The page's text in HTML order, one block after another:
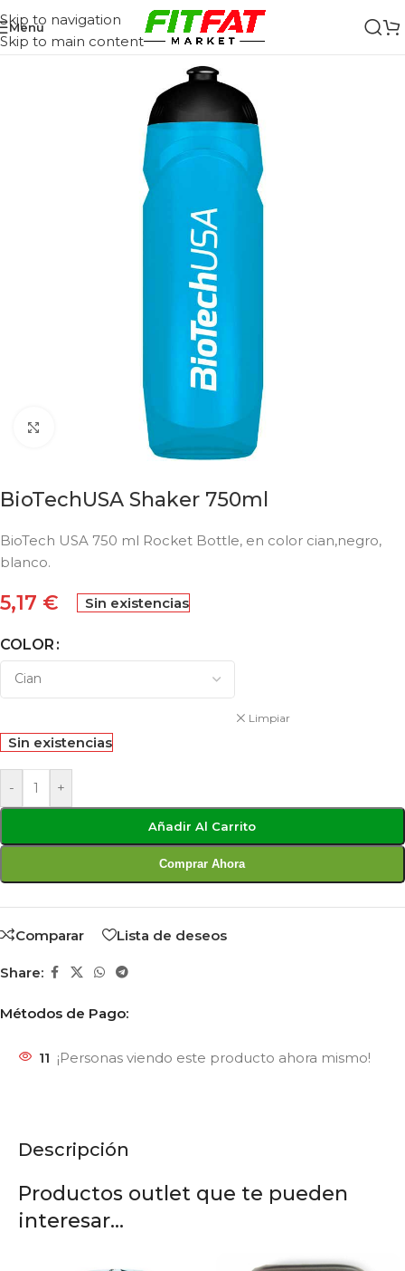
Skip to navigation
Skip to main content
Menu
Click to enlarge
BioTechUSA Shaker 750ml
BioTech USA 750 ml Rocket Bottle, en color cian,negro,
blanco.
5,17 € Sin existencias
COLOR
Limpiar
Sin existencias
- +
Añadir Al Carrito
Comprar Ahora
Comparar Lista de deseos
Share:
Métodos de Pago:
11 ¡Personas viendo este producto ahora mismo!
Descripción
Productos outlet que te pueden
interesar...